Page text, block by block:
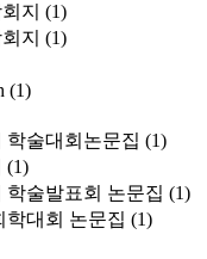
지 (1)
지 (1)
(1)
학술대회논문집 (1)
(1)
술발표회 논문집 (1)
학대회 논문집 (1)